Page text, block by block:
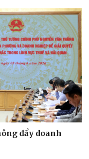
đẩy doanh